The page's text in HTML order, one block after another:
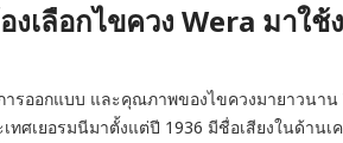
งเลือกไขควง Wera มาใช้
ารออกแบบ และคุณภาพของไขควงมายาวนา
เทศเยอรมนีมาตั้งแต่ปี 1936 มีชื่อเสียงในด้า